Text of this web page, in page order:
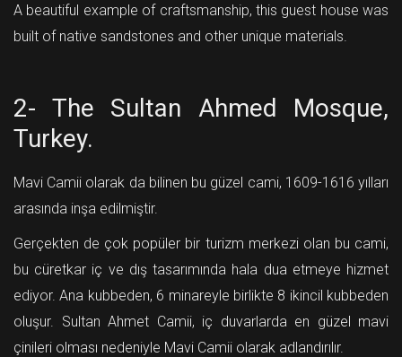
A beautiful example of craftsmanship, this guest house was
built of native sandstones and other unique materials.
2- The Sultan Ahmed Mosque,
Turkey.
Mavi Camii olarak da bilinen bu güzel cami, 1609-1616 yılları
arasında inşa edilmiştir.
Gerçekten de çok popüler bir turizm merkezi olan bu cami,
bu cüretkar iç ve dış tasarımında hala dua etmeye hizmet
ediyor. Ana kubbeden, 6 minareyle birlikte 8 ikincil kubbeden
oluşur. Sultan Ahmet Camii, iç duvarlarda en güzel mavi
çinileri olması nedeniyle Mavi Camii olarak adlandırılır.